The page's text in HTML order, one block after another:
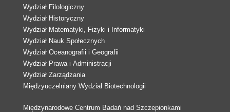
Wydział Filologiczny
Wydział Historyczny
Wydział Matematyki, Fizyki i Informatyki
Wydział Nauk Społecznych
Wydział Oceanografii i Geografii
Wydział Prawa i Administracji
Wydział Zarządzania
Międzyuczelniany Wydział Biotechnologii
Międzynarodowe Centrum Badań nad Szczepionkami